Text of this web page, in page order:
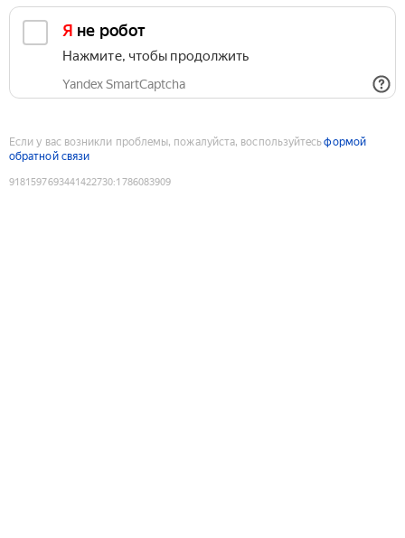
Я не робот
Нажмите, чтобы продолжить
Yandex SmartCaptcha
Если у вас возникли проблемы, пожалуйста, воспользуйтесьформой
обратной связи
9181597693441422730:1786083909